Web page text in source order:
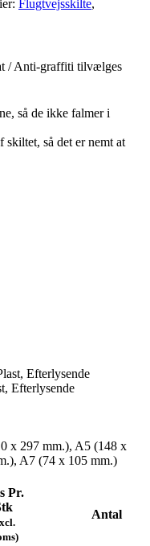
Flugtvejsskilte,
/ Anti-graffiti tilvælges
så de ikke falmer i
så det er nemt at
Efterlysende
Efterlysende
x 297 mm.), A5 (148 x
A7 (74 x 105 mm.)
Pr.
Antal